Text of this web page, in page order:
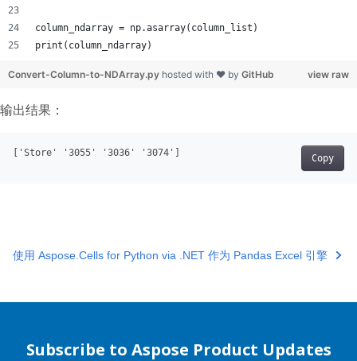
column_ndarray = np.asarray(column_list)
print(column_ndarray)
view raw
Convert-Column-to-NDArray.py hosted with ❤ by GitHub
输出结果：
Copy
'Store' '3055' '3036' '3074'
使用 Aspose.Cells for Python via .NET 作为 Pandas Excel 引擎
Subscribe to Aspose Product Updates